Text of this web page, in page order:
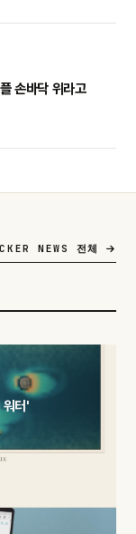
손바닥 위라고
NEWS 전체
워터'